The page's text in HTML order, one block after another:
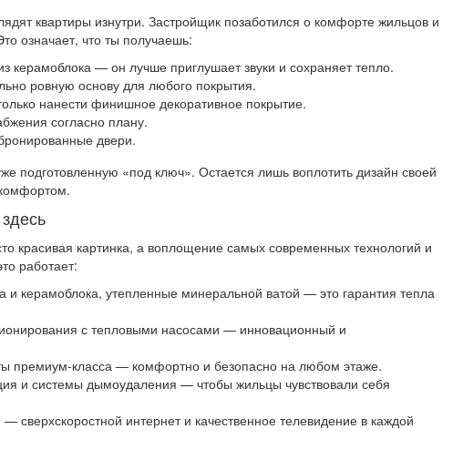
квартиры изнутри. Застройщик позаботился о комфорте жильцов и
означает, что ты получаешь:
керамоблока — он лучше приглушает звуки и сохраняет тепло.
ровную основу для любого покрытия.
нанести финишное декоративное покрытие.
согласно плану.
двери.
подготовленную «под ключ». Остается лишь воплотить дизайн своей
красивая картинка, а воплощение самых современных технологий и
работает:
и керамоблока, утепленные минеральной ватой — это гарантия тепла
с тепловыми насосами — инновационный и
премиум-класса — комфортно и безопасно на любом этаже.
и системы дымоудаления — чтобы жильцы чувствовали себя
сверхскоростной интернет и качественное телевидение в каждой